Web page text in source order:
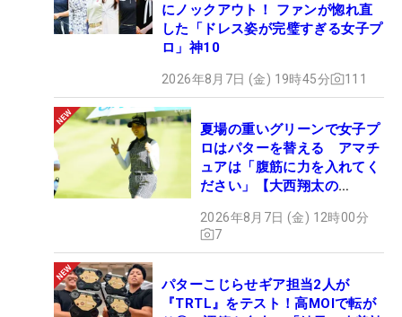
にノックアウト！ ファンが惚れ直
した「ドレス姿が完璧すぎる女子プ
ロ」神10
2026年8月7日 (金) 19時45分 111
夏場の重いグリーンで女子プ
ロはパターを替える アマチ
ュアは「腹筋に力を入れてく
ださい」【大西翔太の
2026年8月7日 (金) 12時00分
7
パターこじらせギア担当2人が
『TRTL』をテスト！高MOIで転が